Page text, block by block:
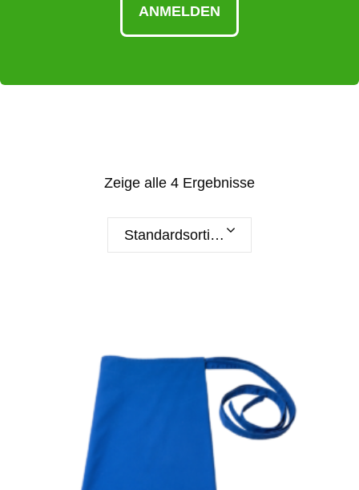
ANMELDEN
Zeige alle 4 Ergebnisse
Standardsortierung